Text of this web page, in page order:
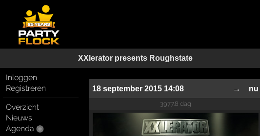
XXlerator presents Roughstate
Inloggen
Registreren
Overzicht
Nieuws
Agenda
18 september 2015 14:08 → nu
3977.8 dag